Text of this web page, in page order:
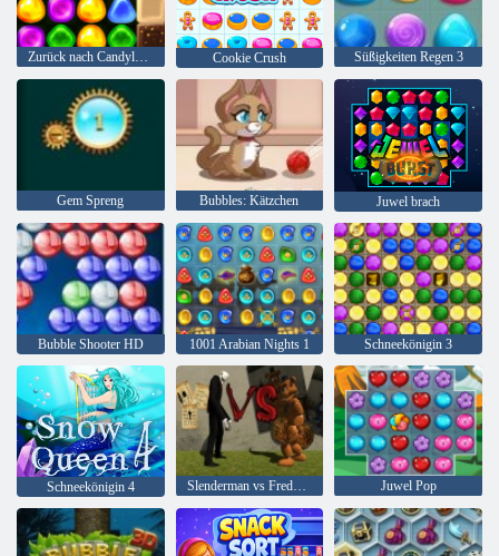
Zurück nach Candyland 4: Lollipop Garden Cookie Crush Süßigkeiten Regen 3
Gem Spreng Bubbles: Kätzchen Juwel brach
Bubble Shooter HD 1001 Arabian Nights 1 Schneekönigin 3
Schneekönigin 4 Slenderman vs Freddy Der Fazbear Juwel Pop